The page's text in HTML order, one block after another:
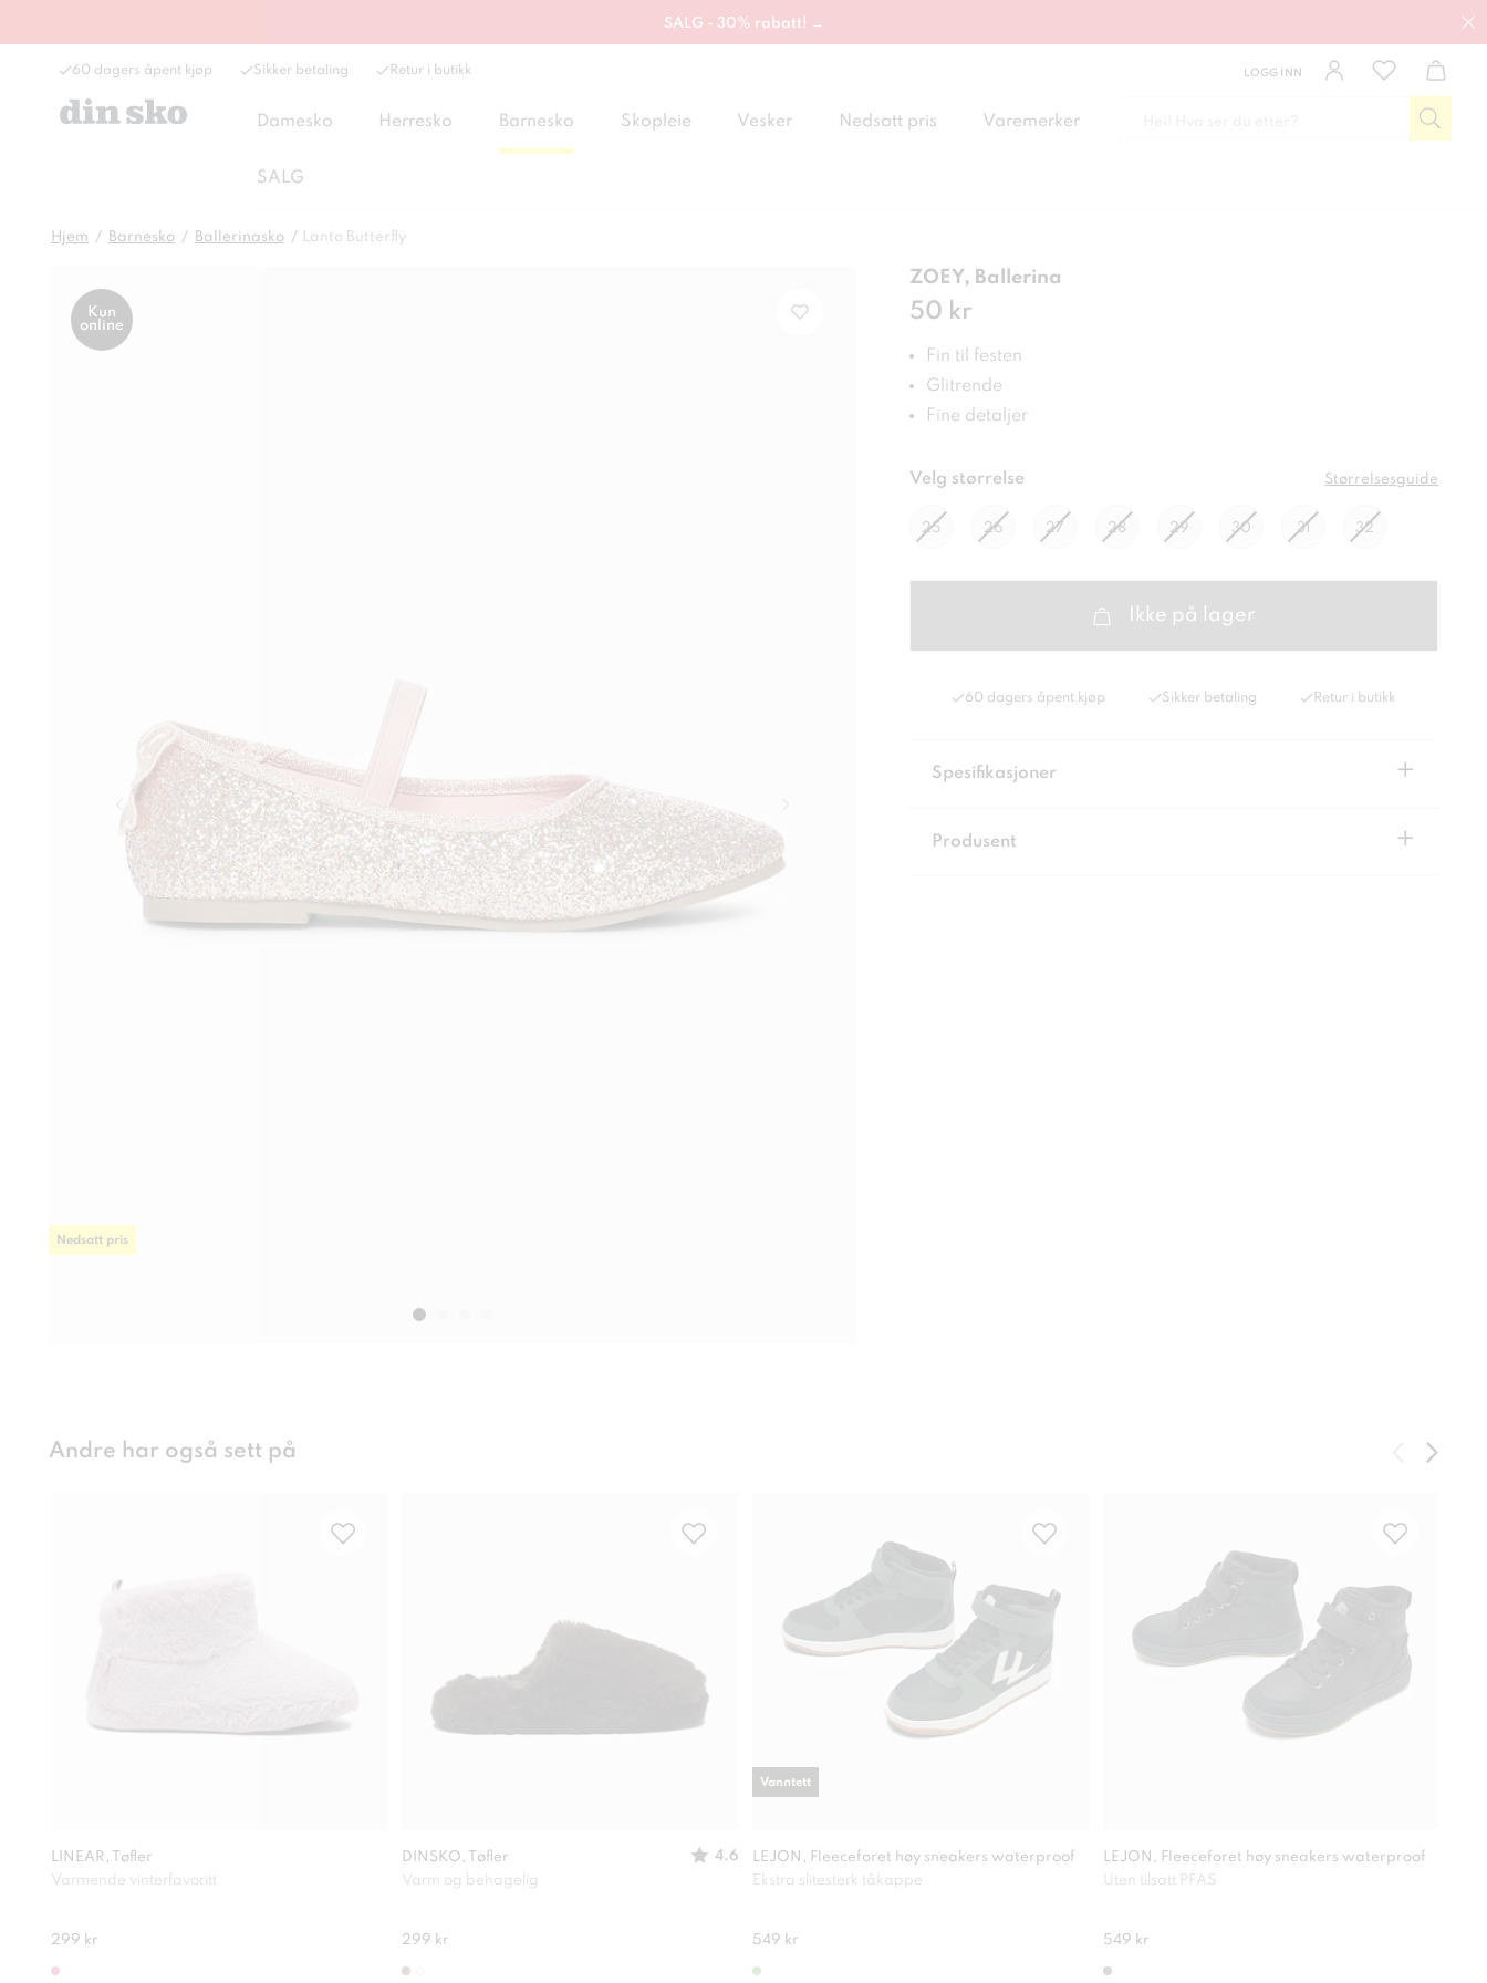
SALG - 30% rabatt! →
60 dagers åpent kjøp Sikker betaling Retur i butikk LOGG INN
Damesko Herresko Barnesko Skopleie Vesker Nedsatt pris Varemerker
SALG
Hjem Barnesko Ballerinasko Lanto Butterfly
Kun
online
Nedsatt pris
ZOEY, Ballerina
Pris :50 kr
50 kr
Fin til festen
Glitrende
Fine detaljer
Velg størrelse Størrelsesguide
25 26 27 28 29 30 31 32
Ikke på lager
60 dagers åpent kjøp Sikker betaling Retur i butikk
Spesifikasjoner +
Produsent +
Andre har også sett på
LINEAR, Tøfler
Varmende vinterfavoritt
299 kr
DINSKO, Tøfler
4.6
Varm og behagelig
299 kr
LEJON, Fleeceforet høy sneakers waterproof
Ekstra slitesterk tåkappe
549 kr
Vanntett
LEJON, Fleeceforet høy sneakers waterproof
Uten tilsatt PFAS
549 kr